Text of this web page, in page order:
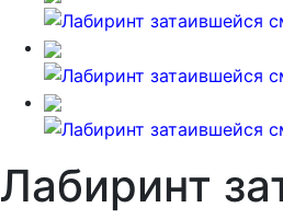
Лабиринт